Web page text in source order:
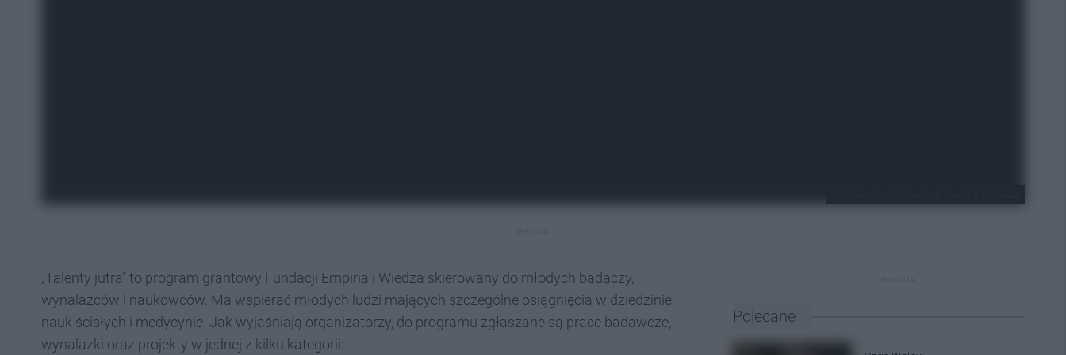
„Talenty jutra” to program grantowy Fundacji Empiria i Wiedza skierowany do młodych badaczy,
wynalazców i naukowców. Ma wspierać młodych ludzi mających szczególne osiągnięcia w dziedzinie
nauk ścisłych i medycynie. Jak wyjaśniają organizatorzy, do programu zgłaszane są prace badawcze,
wynalazki oraz projekty w jednej z kilku kategorii:
Polecane